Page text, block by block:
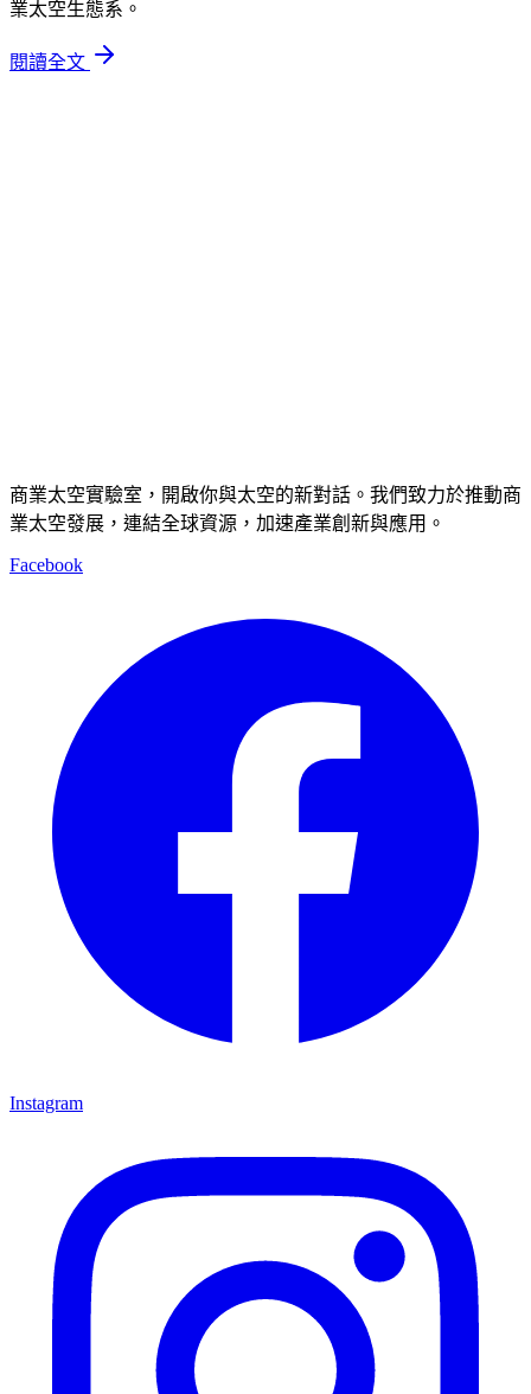
業太空生態系。
閱讀全文
商業太空實驗室，開啟你與太空的新對話。我們致力於推動商
業太空發展，連結全球資源，加速產業創新與應用。
Facebook
Instagram